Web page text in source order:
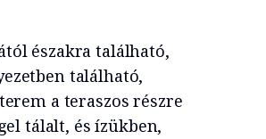
északra található,
található,
a teraszos részre
tálalt, és ízükben,